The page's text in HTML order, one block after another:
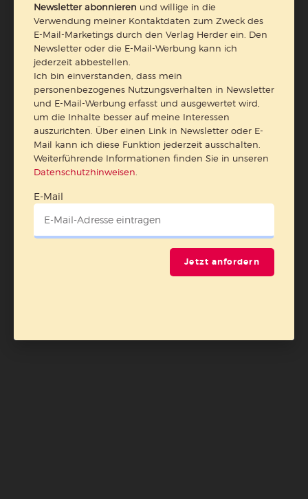
Newsletter abonnieren und willige in die
Verwendung meiner Kontaktdaten zum Zweck des
E-Mail-Marketings durch den Verlag Herder ein. Den
Newsletter oder die E-Mail-Werbung kann ich
jederzeit abbestellen.
Ich bin einverstanden, dass mein
personenbezogenes Nutzungsverhalten in Newsletter
und E-Mail-Werbung erfasst und ausgewertet wird,
um die Inhalte besser auf meine Interessen
auszurichten. Über einen Link in Newsletter oder E-
Mail kann ich diese Funktion jederzeit ausschalten.
Weiterführende Informationen finden Sie in unseren
Datenschutzhinweisen
E-Mail
Jetzt anfordern